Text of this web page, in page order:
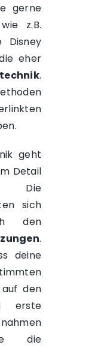
gerne
z.B.
Disney
eher
.
geht
Detail
Die
sich
den
.
deine
auf den
erste
die